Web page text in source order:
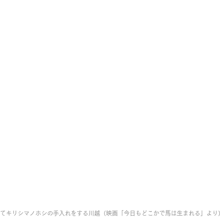
キリシマノホシの手入れをする川越（映画「今日もどこかで馬は生まれる」より